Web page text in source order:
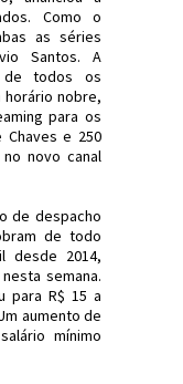
Como o
as séries
Santos. A
de todos os
nobre,
para os
Chaves e 250
novo canal
de despacho
de todo
desde 2014,
semana.
para R$ 15 a
aumento de
mínimo